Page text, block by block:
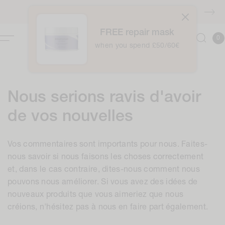
Nous serions ravis d'avoir
de vos nouvelles
Vos commentaires sont importants pour nous. Faites-
nous savoir si nous faisons les choses correctement
et, dans le cas contraire, dites-nous comment nous
pouvons nous améliorer. Si vous avez des idées de
nouveaux produits que vous aimeriez que nous
créions, n'hésitez pas à nous en faire part également.